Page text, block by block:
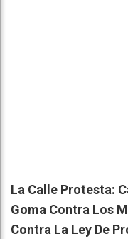
La Calle Protesta:
Goma Contra Los
Contra La Ley De